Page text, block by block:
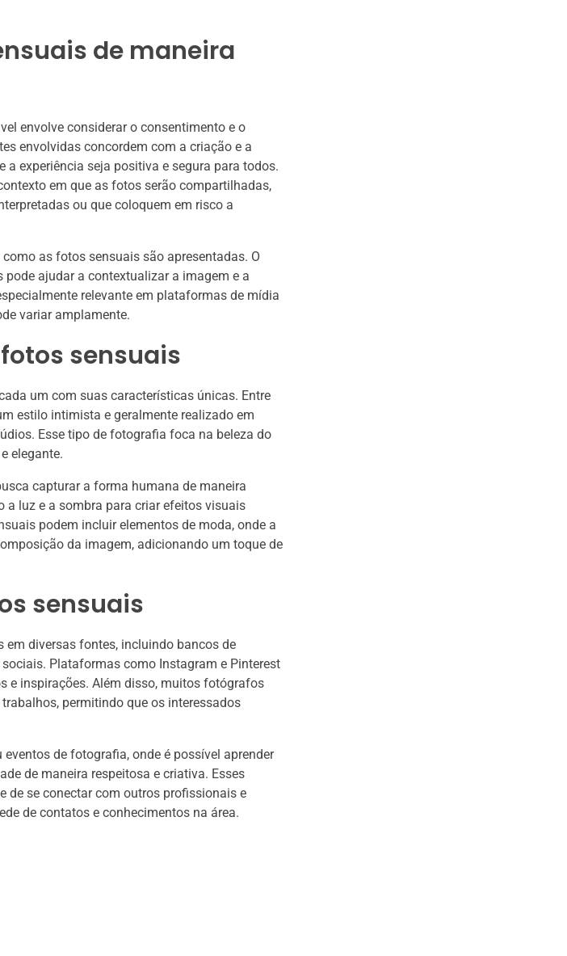
de maneira
envolve considerar o consentimento e o
envolvidas concordem com a criação e a
experiência seja positiva e segura para todos.
em que as fotos serão compartilhadas,
ou que coloquem em risco a
as fotos sensuais são apresentadas. O
pode ajudar a contextualizar a imagem e a
relevante em plataformas de mídia
variar amplamente.
sensuais
um com suas características únicas. Entre
estilo intimista e geralmente realizado em
Esse tipo de fotografia foca na beleza do
elegante.
capturar a forma humana de maneira
luz e a sombra para criar efeitos visuais
podem incluir elementos de moda, onde a
da imagem, adicionando um toque de
sensuais
diversas fontes, incluindo bancos de
Plataformas como Instagram e Pinterest
e inspirações. Além disso, muitos fotógrafos
permitindo que os interessados
de fotografia, onde é possível aprender
de maneira respeitosa e criativa. Esses
de se conectar com outros profissionais e
de contatos e conhecimentos na área.